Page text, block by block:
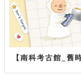
【南科考古館_舊